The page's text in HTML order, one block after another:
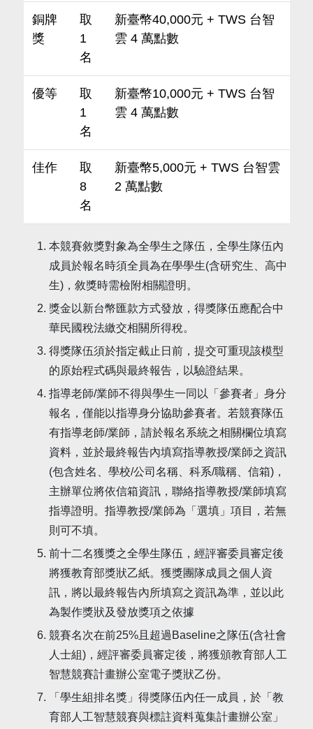
銅牌
獎
取
1
名
新臺幣40,000元 + TWS 台智
雲 4 萬點數
優等
取
1
名
新臺幣10,000元 + TWS 台智
雲 4 萬點數
佳作
取
8
名
新臺幣5,000元 + TWS 台智雲
2 萬點數
本競賽敘獎對象為全學生之隊伍，全學生隊伍內
成員於報名時須全員為在學學生(含研究生、高中
生)，敘獎時需檢附相關證明。
獎金以新台幣匯款方式發放，得獎隊伍應配合中
華民國稅法繳交相關所得稅。
得獎隊伍須於指定截止日前，提交可重現該模型
的原始程式碼與最終報告，以驗證結果。
指導老師/業師不得與學生一同以「參賽者」身分
報名，僅能以指導身分協助參賽者。若競賽隊伍
有指導老師/業師，請於報名系統之相關欄位填寫
資料，並於最終報告內填寫指導教授/業師之資訊
(包含姓名、學校/公司名稱、科系/職稱、信箱)，
主辦單位將依信箱資訊，聯絡指導教授/業師填寫
指導證明。指導教授/業師為「選填」項目，若無
則可不填。
前十二名獲獎之全學生隊伍，經評審委員審定後
將獲教育部獎狀乙紙。獲獎團隊成員之個人資
訊，將以最終報告內所填寫之資訊為準，並以此
為製作獎狀及發放獎項之依據
競賽名次在前25%且超過Baseline之隊伍(含社會
人士組)，經評審委員審定後，將獲頒教育部人工
智慧競賽計畫辦公室電子獎狀乙份。
「學生組排名獎」得獎隊伍內任一成員，於「教
育部人工智慧競賽與標註資料蒐集計畫辦公室」